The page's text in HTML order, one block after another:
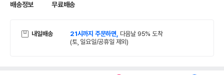
배송정보 무료배송
내일배송 21시까지 주문하면, 다음날 95% 도착
(토, 일요일/공휴일 제외)